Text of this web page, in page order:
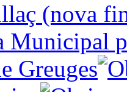
Municipal
Greuges